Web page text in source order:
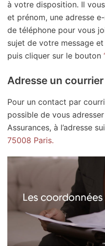
à votre disposition. Il
et prénom, une adresse
de téléphone pour vous
sujet de votre message
puis cliquer sur le bouton
Adresse un
Pour un contact par
possible de vous
Assurances, à l’adresse
75008 Paris.